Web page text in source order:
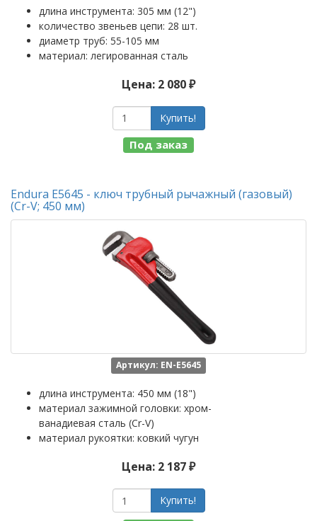
длина инструмента: 305 мм (12")
количество звеньев цепи: 28 шт.
диаметр труб: 55-105 мм
материал: легированная сталь
Цена: 2 080 ₽
Купить!
Под заказ
Endura E5645 - ключ трубный рычажный (газовый)
(Cr-V; 450 мм)
Артикул: EN-E5645
длина инструмента: 450 мм (18")
материал зажимной головки: хром-
ванадиевая сталь (Cr-V)
материал рукоятки: ковкий чугун
Цена: 2 187 ₽
Купить!